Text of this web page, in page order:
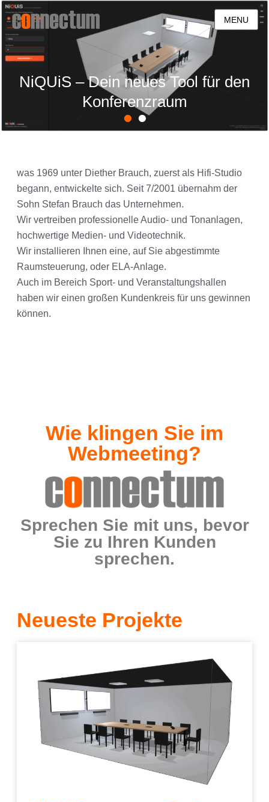
MENU
NiQUiS – Dein neues Tool für den
Konferenzraum
••
was 1969 unter Diether Brauch, zuerst als Hifi-Studio
begann, entwickelte sich. Seit 7/2001 übernahm der
Sohn Stefan Brauch das Unternehmen.
Wir vertreiben professionelle Audio- und Tonanlagen,
hochwertige Medien- und Videotechnik.
Wir installieren Ihnen eine, auf Sie abgestimmte
Raumsteuerung, oder ELA-Anlage.
Auch im Bereich Sport- und Veranstaltungshallen
haben wir einen großen Kundenkreis für uns gewinnen
können.
Wie klingen Sie im
Webmeeting?
Sprechen Sie mit uns, bevor
Sie zu Ihren Kunden
sprechen.
Neueste Projekte